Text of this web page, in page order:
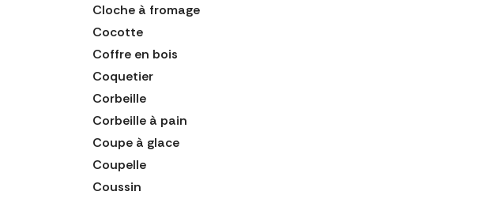
Cloche à fromage
Cocotte
Coffre en bois
Coquetier
Corbeille
Corbeille à pain
Coupe à glace
Coupelle
Coussin